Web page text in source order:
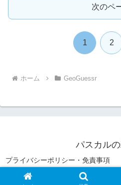
次のペ
1 2
ホーム GeoGuessr
パスカル
プライバシーポリシー・免責事項
© 2020 パスカ